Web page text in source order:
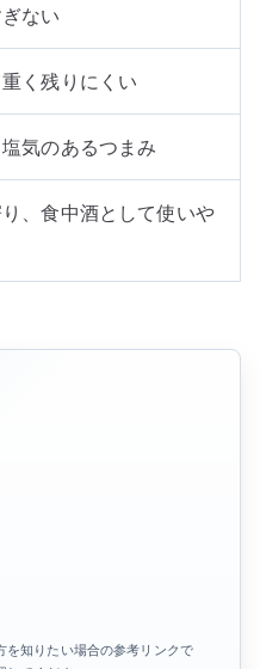
ない
く残りにくい
気のあるつまみ
、食中酒として使いや
を知りたい場合の参考リンクで